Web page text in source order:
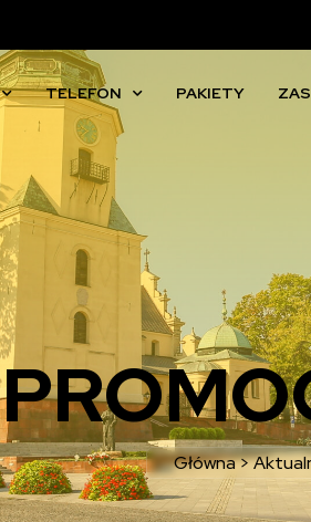
TELEFON PAKIETY
Główna>